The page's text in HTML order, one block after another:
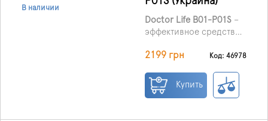
В наличии
Doctor Life B01-P01S –
эффективное средство
лечения пролежней у
длительное время
вынуждены находиться
2199 грн Код: 46978
Купить